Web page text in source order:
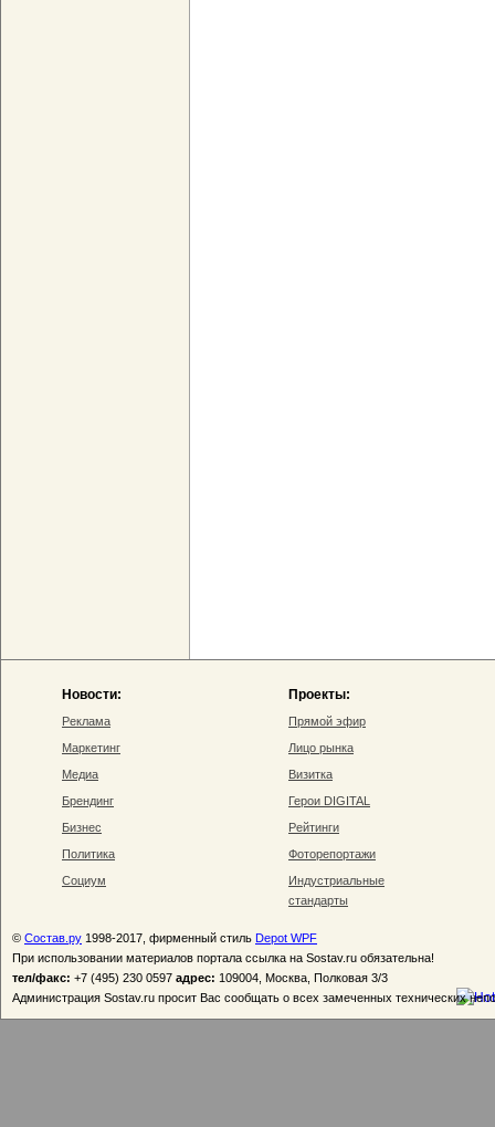
Новости:
Реклама
Маркетинг
Медиа
Брендинг
Бизнес
Политика
Социум
Проекты:
Прямой эфир
Лицо рынка
Визитка
Герои DIGITAL
Рейтинги
Фоторепортажи
Индустриальные
стандарты
© Состав.ру 1998-2017, фирменный стиль Depot WPF
При использовании материалов портала ссылка на Sostav.ru обязательна!
тел/факс: +7 (495) 230 0597 адрес: 109004, Москва, Полковая 3/3
Администрация Sostav.ru просит Вас сообщать о всех замеченных технических